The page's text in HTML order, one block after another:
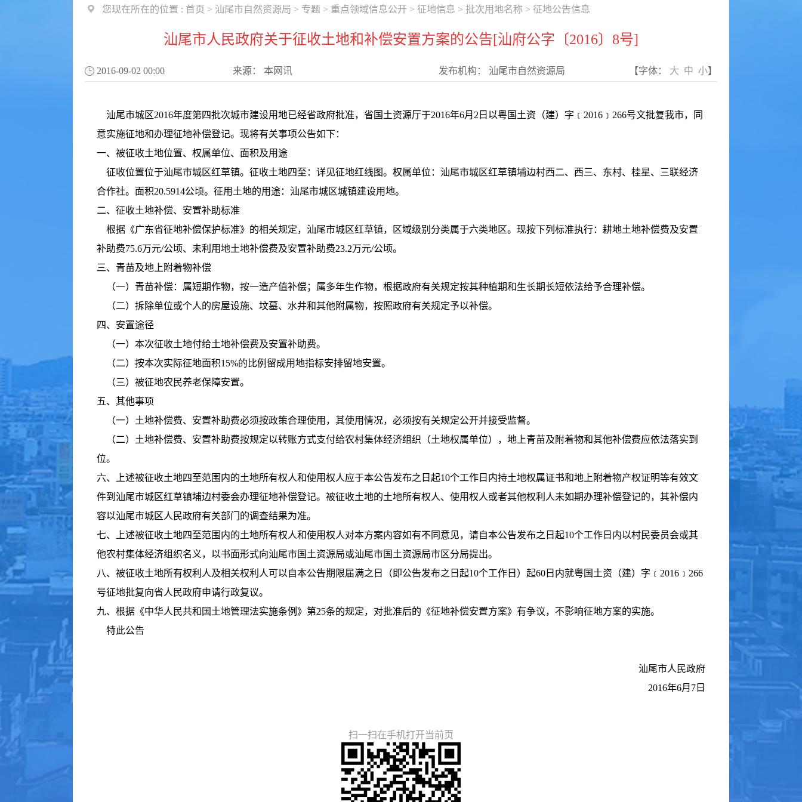
您现在所在的位置 : 首页 > 汕尾市自然资源局 > 专题 > 重点领域信息公开 > 征地信息 > 批次用地名称 > 征地公告信息
汕尾市人民政府关于征收土地和补偿安置方案的公告[汕府公字〔2016〕8号]
2016-09-02 00:00 来源： 本网讯 发布机构： 汕尾市自然资源局 【字体： 大 中 小】
汕尾市城区2016年度第四批次城市建设用地已经省政府批准，省国土资源厅于2016年6月2日以粤国土资（建）字﹝2016﹞266号文批复我市，同
意实施征地和办理征地补偿登记。现将有关事项公告如下：
一、被征收土地位置、权属单位、面积及用途
征收位置位于汕尾市城区红草镇。征收土地四至：详见征地红线图。权属单位：汕尾市城区红草镇埔边村西二、西三、东村、桂星、三联经济
合作社。面积20.5914公顷。征用土地的用途：汕尾市城区城镇建设用地。
二、征收土地补偿、安置补助标准
根据《广东省征地补偿保护标准》的相关规定，汕尾市城区红草镇，区域级别分类属于六类地区。现按下列标准执行：耕地土地补偿费及安置
补助费75.6万元/公顷、未利用地土地补偿费及安置补助费23.2万元/公顷。
三、青苗及地上附着物补偿
（一）青苗补偿：属短期作物，按一造产值补偿；属多年生作物，根据政府有关规定按其种植期和生长期长短依法给予合理补偿。
（二）拆除单位或个人的房屋设施、坟墓、水井和其他附属物，按照政府有关规定予以补偿。
四、安置途径
（一）本次征收土地付给土地补偿费及安置补助费。
（二）按本次实际征地面积15%的比例留成用地指标安排留地安置。
（三）被征地农民养老保障安置。
五、其他事项
（一）土地补偿费、安置补助费必须按政策合理使用，其使用情况，必须按有关规定公开并接受监督。
（二）土地补偿费、安置补助费按规定以转账方式支付给农村集体经济组织（土地权属单位），地上青苗及附着物和其他补偿费应依法落实到
位。
六、上述被征收土地四至范围内的土地所有权人和使用权人应于本公告发布之日起10个工作日内持土地权属证书和地上附着物产权证明等有效文
件到汕尾市城区红草镇埔边村委会办理征地补偿登记。被征收土地的土地所有权人、使用权人或者其他权利人未如期办理补偿登记的，其补偿内
容以汕尾市城区人民政府有关部门的调查结果为准。
七、上述被征收土地四至范围内的土地所有权人和使用权人对本方案内容如有不同意见，请自本公告发布之日起10个工作日内以村民委员会或其
他农村集体经济组织名义，以书面形式向汕尾市国土资源局或汕尾市国土资源局市区分局提出。
八、被征收土地所有权利人及相关权利人可以自本公告期限届满之日（即公告发布之日起10个工作日）起60日内就粤国土资（建）字﹝2016﹞266
号征地批复向省人民政府申请行政复议。
九、根据《中华人民共和国土地管理法实施条例》第25条的规定，对批准后的《征地补偿安置方案》有争议，不影响征地方案的实施。
特此公告
汕尾市人民政府
2016年6月7日
扫一扫在手机打开当前页